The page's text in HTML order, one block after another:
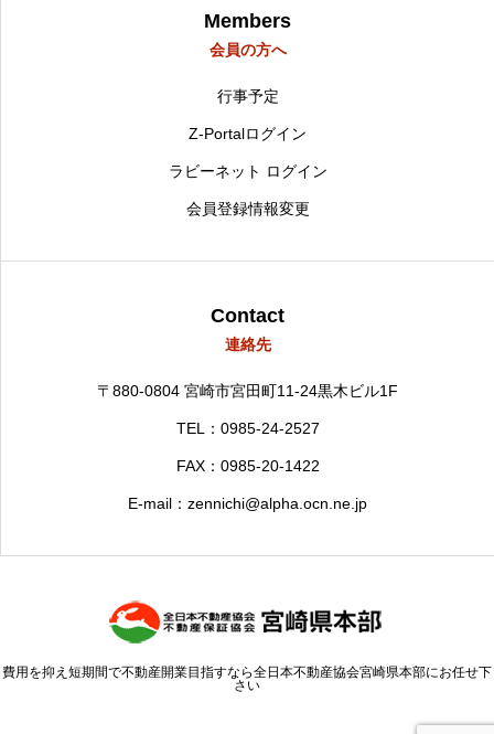
Members
会員の方へ
行事予定
Z-Portalログイン
ラビーネット ログイン
会員登録情報変更
Contact
連絡先
〒880-0804 宮崎市宮田町11-24黒木ビル1F
TEL：0985-24-2527
FAX：0985-20-1422
E-mail：zennichi@alpha.ocn.ne.jp
費用を抑え短期間で不動産開業目指すなら全日本不動産協会宮崎県本部にお任せ下
さい